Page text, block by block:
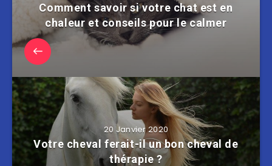
Comment savoir si votre chat est en
chaleur et conseils pour le calmer
20 Janvier 2020
Votre cheval ferait-il un bon cheval de
thérapie ?